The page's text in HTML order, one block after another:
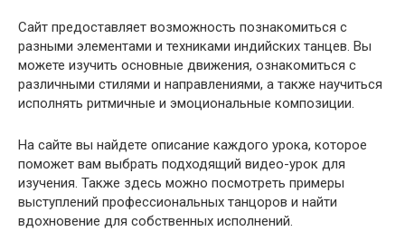
Сайт предоставляет возможность познакомиться с
разными элементами и техниками индийских танцев. Вы
можете изучить основные движения, ознакомиться с
различными стилями и направлениями, а также научиться
исполнять ритмичные и эмоциональные композиции.
На сайте вы найдете описание каждого урока, которое
поможет вам выбрать подходящий видео-урок для
изучения. Также здесь можно посмотреть примеры
выступлений профессиональных танцоров и найти
вдохновение для собственных исполнений.